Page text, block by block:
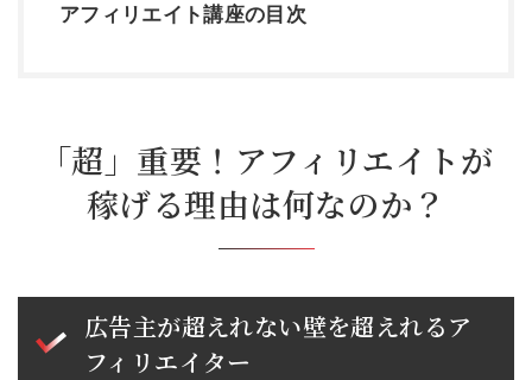
アフィリエイト講座の目次
「超」重要！アフィリエイトが
稼げる理由は何なのか？
広告主が超えれない壁を超えれるア
フィリエイター